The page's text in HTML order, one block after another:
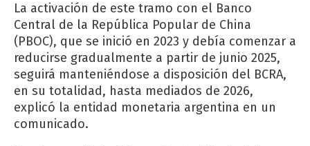
La activación de este tramo con el Banco
Central de la República Popular de China
(PBOC), que se inició en 2023 y debía comenzar a
reducirse gradualmente a partir de junio 2025,
seguirá manteniéndose a disposición del BCRA,
en su totalidad, hasta mediados de 2026,
explicó la entidad monetaria argentina en un
comunicado.